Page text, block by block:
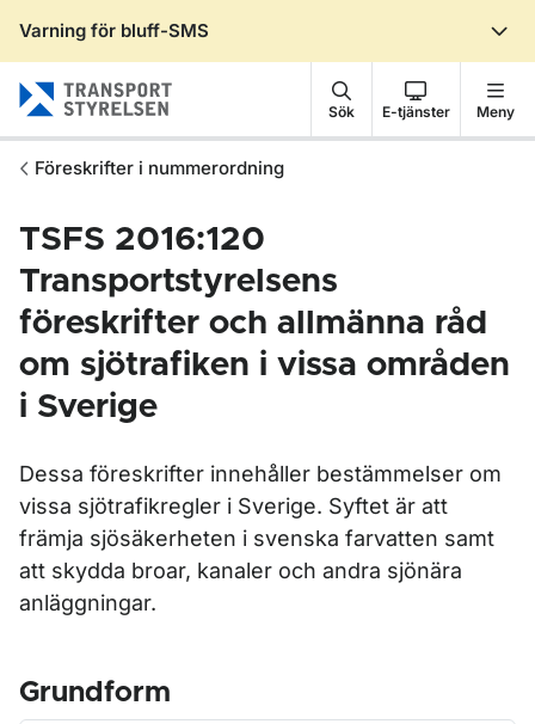
Varning för bluff-SMS
Sök E-tjänster Meny
Föreskrifter i nummerordning
TSFS 2016:120
Transportstyrelsens
föreskrifter och allmänna råd
om sjötrafiken i vissa områden
i Sverige
Dessa föreskrifter innehåller bestämmelser om
vissa sjötrafikregler i Sverige. Syftet är att
främja sjösäkerheten i svenska farvatten samt
att skydda broar, kanaler och andra sjönära
anläggningar.
Grundform